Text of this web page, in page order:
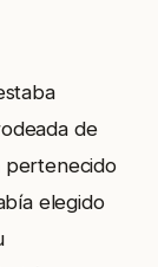
de
pertenecido
elegido